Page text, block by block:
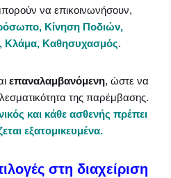
να επικοινωνήσουν,
Κίνηση Ποδιών,
Κλάμα, Καθησυχασμός.
επαναλαμβανόμενη, ώστε να
της παρέμβασης.
και κάθε ασθενής πρέπει
εξατομικευμένα.
στη διαχείριση